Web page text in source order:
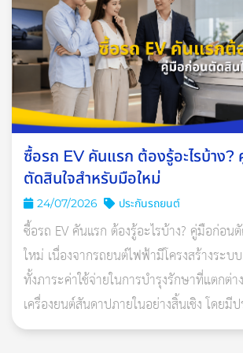
แต่อย่างไรก็ตาม แม้ว่าตอนนี้จะมีคนหันมาจอ
แต่ทั้งคนที่ซื้อรถไปแล้ว และกำลังตัดสินใจซื้อ
มากมาย เกี่ยวกับแบตเตอรี่รถไฟฟ้า และการชา
ประเทศไทยเป็นเมืองร้อนชื้น มีฝนตกบ่อย แล
ตั้งแต่เด็กๆ ว่า ไม่ควรให้น้ำหรือความเปียกชื้น
วันนี้เราเลยจะพาทุกคนมาไขข้อสงสัยกันว่า คว
ไฟฟ้านั้นโดนน้ำได้หรือไหม? และชาร์จไฟตอน
ซื้อรถ EV คันแรก ต้องรู้อะไรบ้าง?
ตัดสินใจสำหรับมือใหม่
24/07/2026 ประกันรถยนต์
ซื้อรถ EV คันแรก ต้องรู้อะไรบ้าง? คู่มือก่อ
ใหม่ เนื่องจากรถยนต์ไฟฟ้ามีโครงสร้างระบ
ทั้งภาระค่าใช้จ่ายในการบำรุงรักษาที่แตกต่
เครื่องยนต์สันดาปภายในอย่างสิ้นเชิง โดยมี
ควรศึกษารายละเอียดอย่าง